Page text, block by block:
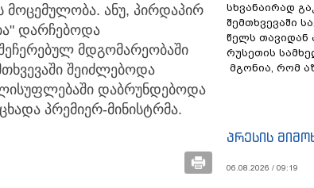
მოცემულობა. ანუ, პირდაპირ
დარჩებოდა
მდგომარეობაში
შეიძლებოდა
დაბრუნდებოდა
პრემიერ-მინისტრმა.
სხვანაირად
შემთხვევაში
წელს თავიდან
რუსეთის
მგონია, რომ
პრესის
06.08.2026 / 09:19